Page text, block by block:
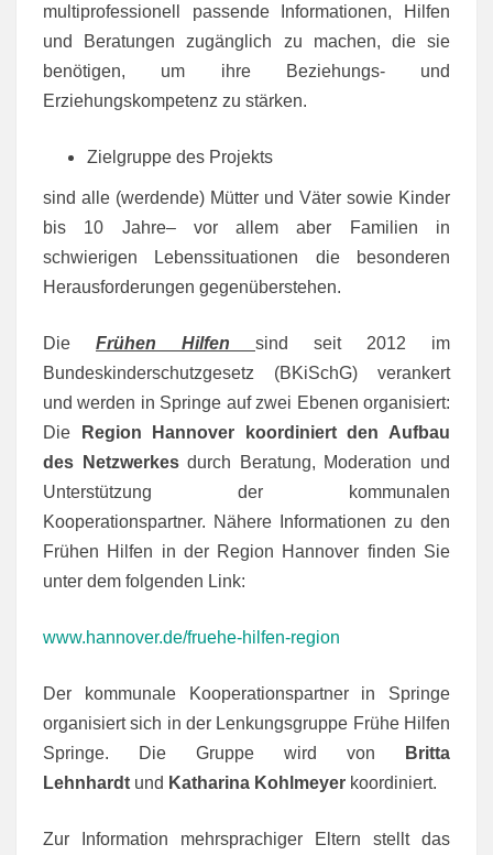
multiprofessionell passende Informationen, Hilfen
und Beratungen zugänglich zu machen, die sie
benötigen, um ihre Beziehungs- und
Erziehungskompetenz zu stärken.
Zielgruppe des Projekts
sind alle (werdende) Mütter und Väter sowie Kinder
bis 10 Jahre– vor allem aber Familien in
schwierigen Lebenssituationen die besonderen
Herausforderungen gegenüberstehen.
Die Frühen Hilfen sind seit 2012 im
Bundeskinderschutzgesetz (BKiSchG) verankert
und werden in Springe auf zwei Ebenen organisiert:
Die
Region Hannover koordiniert den Aufbau
des Netzwerkesdurch Beratung, Moderation und
Unterstützung der kommunalen
Kooperationspartner. Nähere Informationen zu den
Frühen Hilfen in der Region Hannover finden Sie
unter dem folgenden Link:
www.hannover.de/fruehe-hilfen-region
Der kommunale Kooperationspartner in Springe
organisiert sich in der Lenkungsgruppe Frühe Hilfen
Springe. Die Gruppe wird von
Britta
Lehnhardt und Katharina Kohlmeyer koordiniert.
Zur Information mehrsprachiger Eltern stellt das